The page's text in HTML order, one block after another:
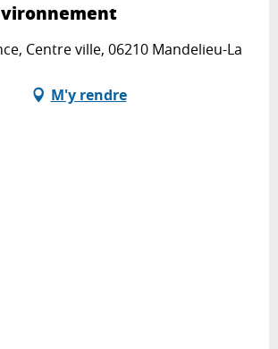
Centre ville, 06210 Mandelieu-La
M'y rendre